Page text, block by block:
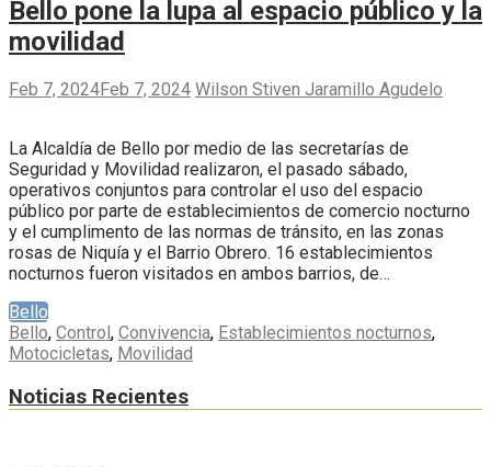
Bello pone la lupa al espacio público y la
movilidad
Feb 7, 2024Feb 7, 2024 Wilson Stiven Jaramillo Agudelo
La Alcaldía de Bello por medio de las secretarías de
Seguridad y Movilidad realizaron, el pasado sábado,
operativos conjuntos para controlar el uso del espacio
público por parte de establecimientos de comercio nocturno
y el cumplimento de las normas de tránsito, en las zonas
rosas de Niquía y el Barrio Obrero. 16 establecimientos
nocturnos fueron visitados en ambos barrios, de…
Bello
Bello, Control, Convivencia, Establecimientos nocturnos,
Motocicletas, Movilidad
Noticias Recientes